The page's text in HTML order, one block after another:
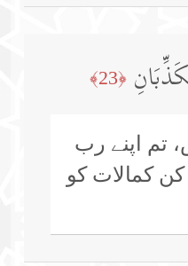
﴿23﴾
تم اپنے رب
کمالات کو